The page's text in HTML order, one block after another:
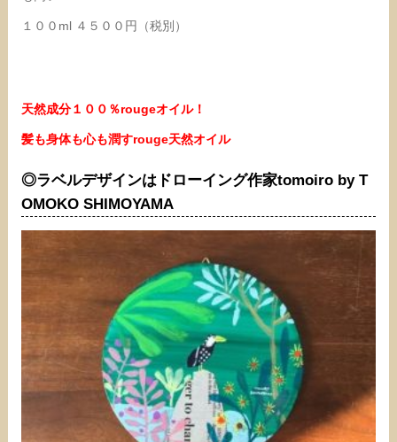
１００ml ４５００円（税別）
天然成分１００％rougeオイル！
髪も身体も心も潤すrouge天然オイル
◎ラベルデザインはドローイング作家tomoiro by T
OMOKO SHIMOYAMA